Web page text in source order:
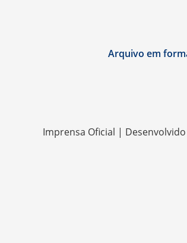
Arquivo em
Imprensa Oficial |